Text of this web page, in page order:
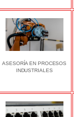
ASESORÍA EN PROCESOS
INDUSTRIALES